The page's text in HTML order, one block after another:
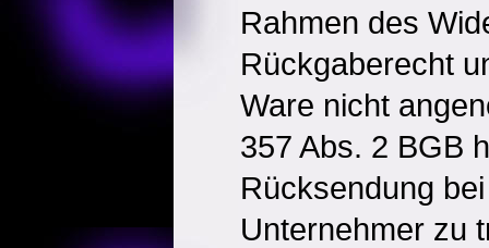
Rahmen des
Rückgaberecht
Ware nicht
357 Abs. 2 BGB
Rücksendung
Unternehmer zu